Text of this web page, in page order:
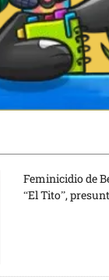
Feminicidio de
“El Tito”,